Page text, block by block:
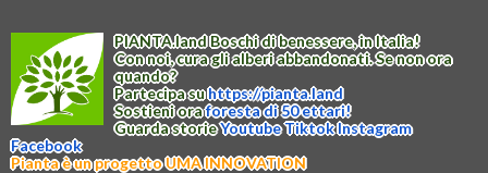
PIANTA.landBoschi di benessere, in Italia!
Con noi, cura gli alberi abbandonati. Se non ora
quando?
Partecipa suhttps://pianta.land
Sostieni oraforesta di 50 ettari!
Guarda storieYoutubeTiktokInstagram
Facebook
Pianta è un progetto UMA INNOVATION